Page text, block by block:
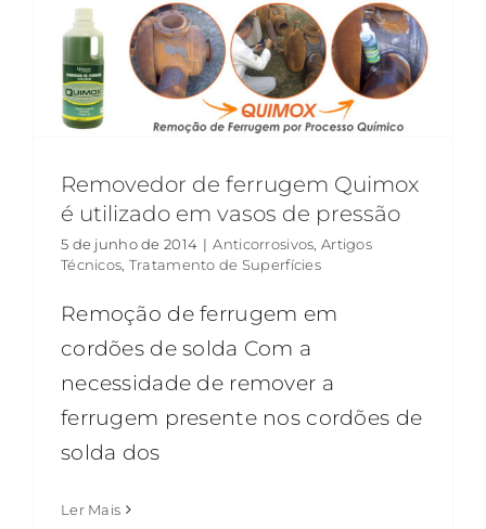
Removedor de ferrugem Quimox
é utilizado em vasos de pressão
5 de junho de 2014 | Anticorrosivos ,Artigos
Técnicos Tratamento de Superfícies
Remoção de ferrugem em
cordões de solda Com a
necessidade de remover a
ferrugem presente nos cordões de
solda dos
Ler Mais